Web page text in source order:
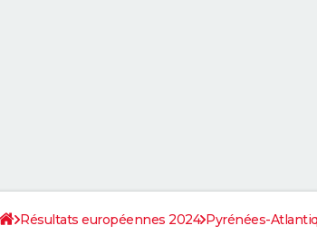
Résultats européennes 2024 Pyrénées-